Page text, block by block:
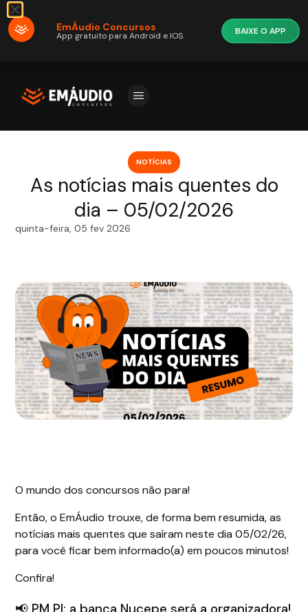
NOTÍCIAS
As notícias mais quentes do
dia – 05/02/2026
quinta-feira, 05 fev 2026
O mundo dos concursos não para!
Então, o EmÁudio trouxe, de forma bem resumida, as
notícias mais quentes que saíram neste dia 05/02/26,
para você ficar bem informado(a) em poucos minutos!
Confira!
EmÁudio Concursos
App gratuito para Android e IOS. BAIXE O APP